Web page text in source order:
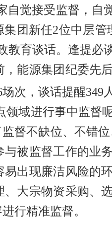
自觉接受监督，自
团新任2位中层
育谈话。逢提必
能源集团纪委先
次，谈话提醒349
域进行事中监督
督不缺位、不错
被监督工作的业
出现廉洁风险的
大宗物资采购、
行精准监督。